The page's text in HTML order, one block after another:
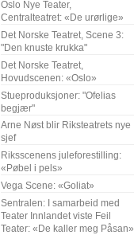
Oslo Nye Teater,
Centralteatret: «De urørlige»
Det Norske Teatret, Scene 3:
"Den knuste krukka"
Det Norske Teatret,
Hovudscenen: «Oslo»
Stueproduksjoner: "Ofelias
begjær"
Arne Nøst blir Riksteatrets nye
sjef
Riksscenens juleforestilling:
«Pøbel i pels»
Vega Scene: «Goliat»
Sentralen: I samarbeid med
Teater Innlandet viste Feil
Teater: «De kaller meg Påsan»